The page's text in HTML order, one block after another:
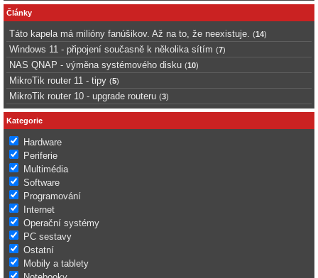
Články
Táto kapela má milióny fanúšikov. Až na to, že neexistuje. (14)
Windows 11 - připojení současně k několika sítím (7)
NAS QNAP - výměna systémového disku (10)
MikroTik router 11 - tipy (5)
MikroTik router 10 - upgrade routeru (3)
Kategorie
Hardware
Periferie
Multimédia
Software
Programování
Internet
Operační systémy
PC sestavy
Ostatní
Mobily a tablety